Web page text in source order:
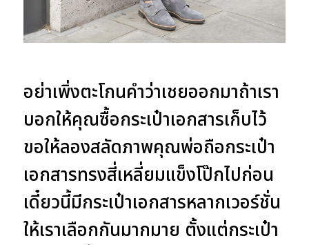
อย่าเพิ่งตะโกนคำว่าเชยออกมาถ้าเรา
บอกให้คุณซื้อกระเป๋าเอกสารเก็บไว้
ขอให้ลองสลัดภาพคุณพ่อถือกระเป๋า
เอกสารทรงสี่เหลี่ยมแข็งโป๊กไปก่อน
เดี๋ยวนี้มีกระเป๋าเอกสารหลากเวอร์ชั่น
ให้เราเลือกกันมากมาย ตั้งแต่กระเป๋า